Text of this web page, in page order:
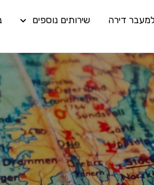
דירה שירותים נוספים